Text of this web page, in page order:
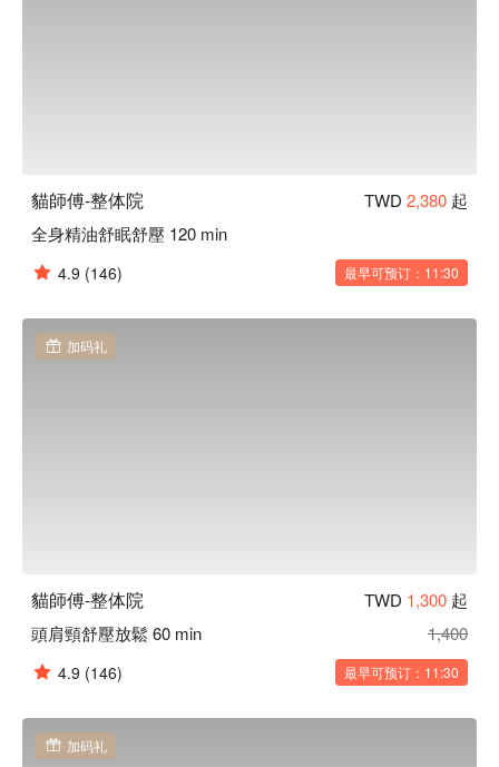
貓師傅-整体院 TWD 2,380 起
全身精油舒眠舒壓 120 min
4.9 (146) 最早可预订：11:30
加码礼
貓師傅-整体院 TWD 1,300 起
頭肩頸舒壓放鬆 60 min
1,400
4.9 (146) 最早可预订：11:30
加码礼